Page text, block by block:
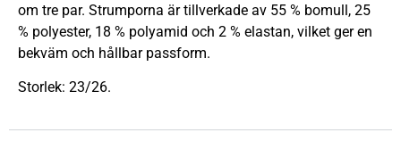
om tre par. Strumporna är tillverkade av 55 % bomull, 25
% polyester, 18 % polyamid och 2 % elastan, vilket ger en
bekväm och hållbar passform.
Storlek: 23/26.